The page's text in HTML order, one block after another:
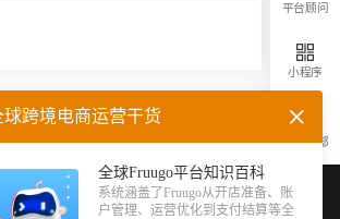
平台顾问
小程序
返回顶部
企业微信 官方公众号
球跨境电商运营干货
全球Fruugo平台知识百科
系统涵盖了Fruugo从开店准备、账
户管理、运营优化到支付结算等全